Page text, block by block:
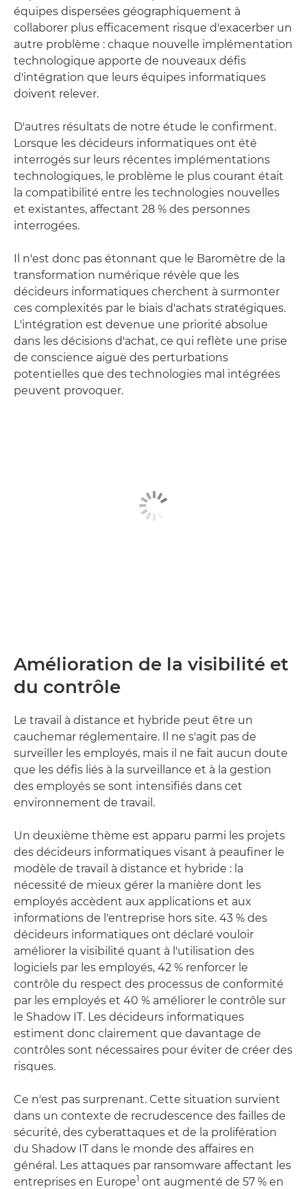
équipes dispersées géographiquement à
collaborer plus efficacement risque d'exacerber un
autre problème : chaque nouvelle implémentation
technologique apporte de nouveaux défis
d'intégration que leurs équipes informatiques
doivent relever.
D'autres résultats de notre étude le confirment.
Lorsque les décideurs informatiques ont été
interrogés sur leurs récentes implémentations
technologiques, le problème le plus courant était
la compatibilité entre les technologies nouvelles
et existantes, affectant 28 % des personnes
interrogées.
Il n'est donc pas étonnant que le Baromètre de la
transformation numérique révèle que les
décideurs informatiques cherchent à surmonter
ces complexités par le biais d'achats stratégiques.
L'intégration est devenue une priorité absolue
dans les décisions d'achat, ce qui reflète une prise
de conscience aiguë des perturbations
potentielles que des technologies mal intégrées
peuvent provoquer.
Amélioration de la visibilité et
du contrôle
Le travail à distance et hybride peut être un
cauchemar réglementaire. Il ne s'agit pas de
surveiller les employés, mais il ne fait aucun doute
que les défis liés à la surveillance et à la gestion
des employés se sont intensifiés dans cet
environnement de travail.
Un deuxième thème est apparu parmi les projets
des décideurs informatiques visant à peaufiner le
modèle de travail à distance et hybride : la
nécessité de mieux gérer la manière dont les
employés accèdent aux applications et aux
informations de l'entreprise hors site. 43 % des
décideurs informatiques ont déclaré vouloir
améliorer la visibilité quant à l'utilisation des
logiciels par les employés, 42 % renforcer le
contrôle du respect des processus de conformité
par les employés et 40 % améliorer le contrôle sur
le Shadow IT. Les décideurs informatiques
estiment donc clairement que davantage de
contrôles sont nécessaires pour éviter de créer des
risques.
Ce n'est pas surprenant. Cette situation survient
dans un contexte de recrudescence des failles de
sécurité, des cyberattaques et de la prolifération
du Shadow IT dans le monde des affaires en
général. Les attaques par ransomware affectant les
entreprises en Europe1 ont augmenté de 57 % en